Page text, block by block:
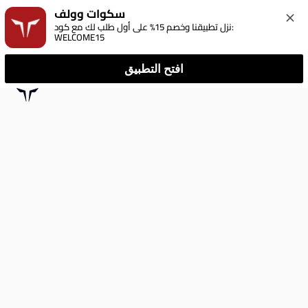
سكوات وولف
نزل تطبيقنا وخصم 15% على أول طلب لك مع كود:
WELCOME15
افتح التطبيق